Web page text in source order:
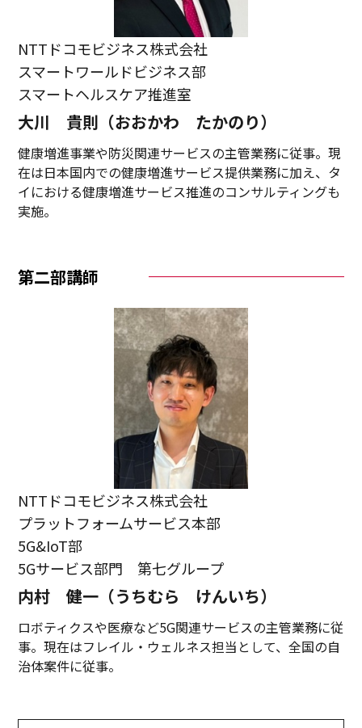
NTTドコモビジネス株式会社
スマートワールドビジネス部
スマートヘルスケア推進室
大川 貴則（おおかわ たかのり）
健康増進事業や防災関連サービスの主管業務に従事。現
在は日本国内での健康増進サービス提供業務に加え、タ
イにおける健康増進サービス推進のコンサルティングも
実施。
第二部講師
NTTドコモビジネス株式会社
プラットフォームサービス本部
5G&IoT部
5Gサービス部門 第七グループ
内村 健一（うちむら けんいち）
ロボティクスや医療など5G関連サービスの主管業務に従
事。現在はフレイル・ウェルネス担当として、全国の自
治体案件に従事。